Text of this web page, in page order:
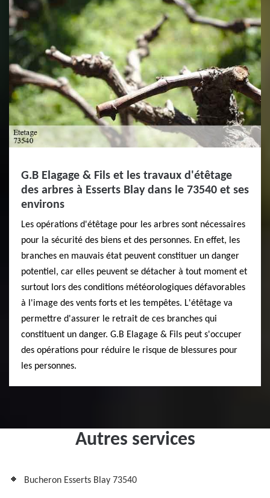
G.B Elagage & Fils et les travaux d'étêtage
des arbres à Esserts Blay dans le 73540 et ses
environs
Les opérations d'étêtage pour les arbres sont nécessaires
pour la sécurité des biens et des personnes. En effet, les
branches en mauvais état peuvent constituer un danger
potentiel, car elles peuvent se détacher à tout moment et
surtout lors des conditions météorologiques défavorables
à l'image des vents forts et les tempêtes. L'étêtage va
permettre d'assurer le retrait de ces branches qui
constituent un danger. G.B Elagage & Fils peut s'occuper
des opérations pour réduire le risque de blessures pour
les personnes.
Autres services
Bucheron Esserts Blay 73540